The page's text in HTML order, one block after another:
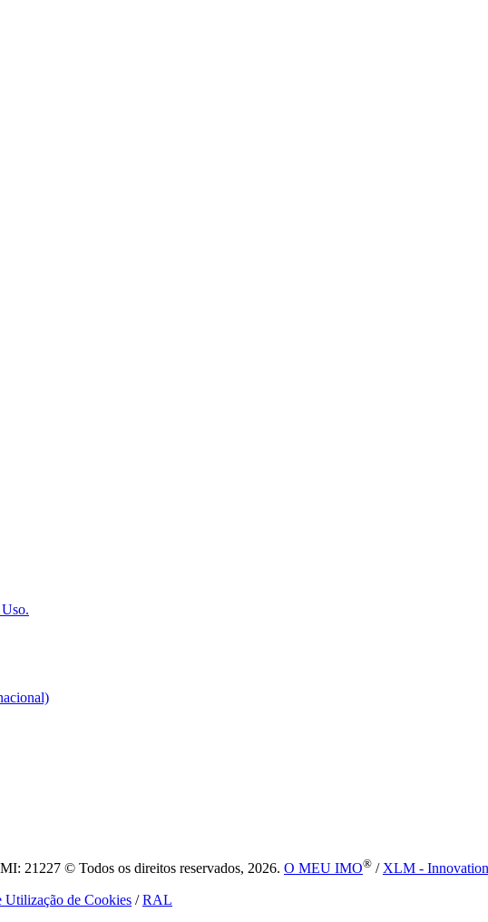
21227 © Todos os direitos reservados, 2026. O MEU IMO® /XLM -
Utilização de Cookies /RAL